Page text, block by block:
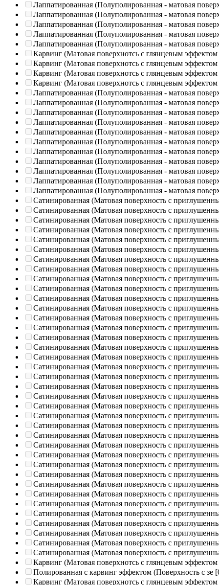
Лаппатированная (Полуполированная - матовая
Лаппатированная (Полуполированная - матовая
Лаппатированная (Полуполированная - матовая
Лаппатированная (Полуполированная - матовая
Лаппатированная (Полуполированная - матовая
Карвинг (Матовая поверхнотсь с глянцевым эффектом
Карвинг (Матовая поверхнотсь с глянцевым эффектом
Карвинг (Матовая поверхнотсь с глянцевым эффектом
Карвинг (Матовая поверхнотсь с глянцевым эффектом
Лаппатированная (Полуполированная - матовая
Лаппатированная (Полуполированная - матовая
Лаппатированная (Полуполированная - матовая
Лаппатированная (Полуполированная - матовая
Лаппатированная (Полуполированная - матовая
Лаппатированная (Полуполированная - матовая
Лаппатированная (Полуполированная - матовая
Лаппатированная (Полуполированная - матовая
Лаппатированная (Полуполированная - матовая
Лаппатированная (Полуполированная - матовая
Лаппатированная (Полуполированная - матовая
Сатинированная (Матовая поверхность с
Сатинированная (Матовая поверхность с
Сатинированная (Матовая поверхность с
Сатинированная (Матовая поверхность с
Сатинированная (Матовая поверхность с
Сатинированная (Матовая поверхность с
Сатинированная (Матовая поверхность с
Сатинированная (Матовая поверхность с
Сатинированная (Матовая поверхность с
Сатинированная (Матовая поверхность с
Сатинированная (Матовая поверхность с
Сатинированная (Матовая поверхность с
Сатинированная (Матовая поверхность с
Сатинированная (Матовая поверхность с
Сатинированная (Матовая поверхность с
Сатинированная (Матовая поверхность с
Сатинированная (Матовая поверхность с
Сатинированная (Матовая поверхность с
Сатинированная (Матовая поверхность с
Сатинированная (Матовая поверхность с
Сатинированная (Матовая поверхность с
Сатинированная (Матовая поверхность с
Сатинированная (Матовая поверхность с
Сатинированная (Матовая поверхность с
Сатинированная (Матовая поверхность с
Сатинированная (Матовая поверхность с
Сатинированная (Матовая поверхность с
Сатинированная (Матовая поверхность с
Сатинированная (Матовая поверхность с
Сатинированная (Матовая поверхность с
Сатинированная (Матовая поверхность с
Сатинированная (Матовая поверхность с
Сатинированная (Матовая поверхность с
Сатинированная (Матовая поверхность с
Сатинированная (Матовая поверхность с
Сатинированная (Матовая поверхность с
Сатинированная (Матовая поверхность с
Карвинг (Матовая поверхнотсь с глянцевым эффектом
Полированная c карвинг эффектом (Поверхность с зе
Карвинг (Матовая поверхнотсь с глянцевым эффектом